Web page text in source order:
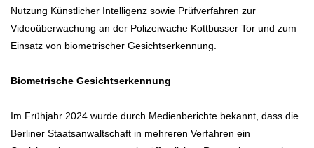
Nutzung Künstlicher Intelligenz sowie Prüfverfahren zur
Videoüberwachung an der Polizeiwache Kottbusser Tor und zum
Einsatz von biometrischer Gesichtserkennung.
Biometrische Gesichtserkennung
Im Frühjahr 2024 wurde durch Medienberichte bekannt, dass die
Berliner Staatsanwaltschaft in mehreren Verfahren ein